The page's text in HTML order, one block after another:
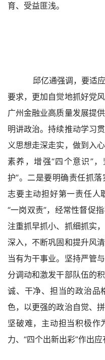
育、受益匪浅。
邱亿通强调，要适
要求，更加自觉地抓好党
广州金融业高质量发展提
明讲政治。持续推动学习
义思想走深走实，做到入
素养，增强“四个意识”
护”。二是要明确责任抓
志要主动担好第一责任人
“一岗双责”，经常性督促
注重抓早抓小、抓细抓实
深入，不断巩固和提升风
当有为干事业。坚持严管
分调动和激发干部队伍的
诚、干净、担当的政治品
色，以更强的政治自觉、
坚破难，主动担当积极作
力、“四个出新出彩”作出应